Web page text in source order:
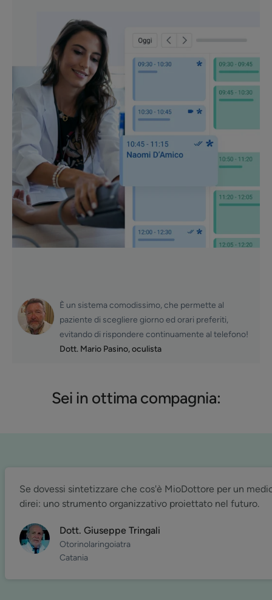
È un sistema comodissimo, che permette al
paziente di scegliere giorno ed orari preferiti,
evitando di rispondere continuamente al telefono!
Dott. Mario Pasino, oculista
Sei in ottima compagnia:
Se dovessi sintetizzare che cos'è MioDottore per un
direi: uno strumento organizzativo proiettato nel futuro.
Dott. Giuseppe Tringali
Otorinolaringoiatra
Catania